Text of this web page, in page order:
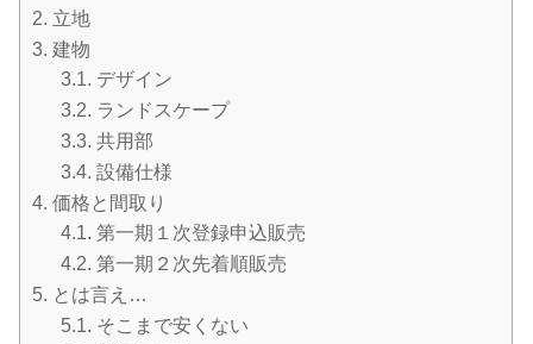
2. 立地
3. 建物
3.1. デザイン
3.2. ランドスケープ
3.3. 共用部
3.4. 設備仕様
4. 価格と間取り
4.1. 第一期１次登録申込販売
4.2. 第一期２次先着順販売
5. とは言え…
5.1. そこまで安くない